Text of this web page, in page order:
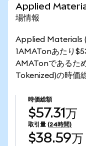
Applied
場情報
Applied Materials
1AMATonあたり
AMATonであるた
Tokenized)の時価
時価総額
$57.31万
取引量 (24時間)
$38.59万